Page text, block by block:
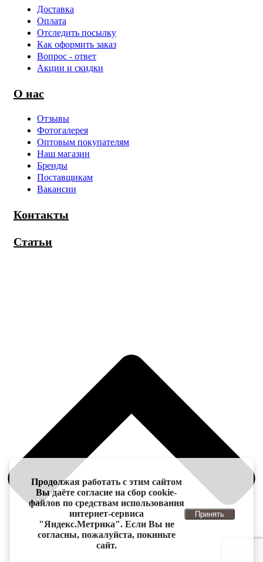
Доставка
Оплата
Отследить посылку
Как оформить заказ
Вопрос - ответ
Акции и скидки
О нас
Отзывы
Фотогалерея
Оптовым покупателям
Наш магазин
Бренды
Поставщикам
Вакансии
Контакты
Статьи
Продолжая работать с этим сайтом
Вы даёте согласие на сбор cookie-
файлов по средствам использования
интернет-сервиса
"Яндекс.Метрика". Если Вы не
согласны, пожалуйста, покиньте
сайт.
Принять